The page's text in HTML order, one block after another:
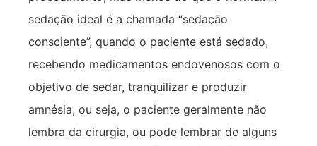
sedação ideal é a chamada “sedação
consciente”, quando o paciente está sedado,
recebendo medicamentos endovenosos com o
objetivo de sedar, tranquilizar e produzir
amnésia, ou seja, o paciente geralmente não
lembra da cirurgia, ou pode lembrar de alguns